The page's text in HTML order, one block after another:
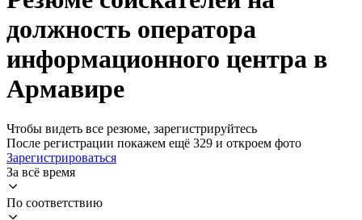
должность оператора
информационного центра в
Армавире
Чтобы видеть все резюме, зарегистрируйтесь
После регистрации покажем ещё 329 и откроем фото
Зарегистрироваться
За всё время
По соответствию